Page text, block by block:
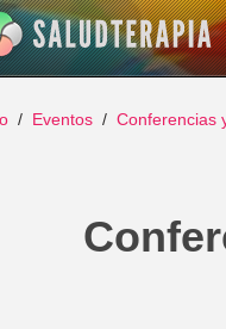
Eventos Conferencias